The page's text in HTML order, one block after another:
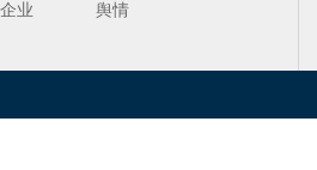
企业
舆情